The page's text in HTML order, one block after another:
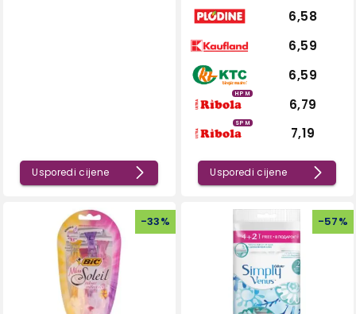
Usporedi cijene
6,58
6,59
6,59
HPM
6,79
SPM
7,19
Usporedi cijene
-33% -57%